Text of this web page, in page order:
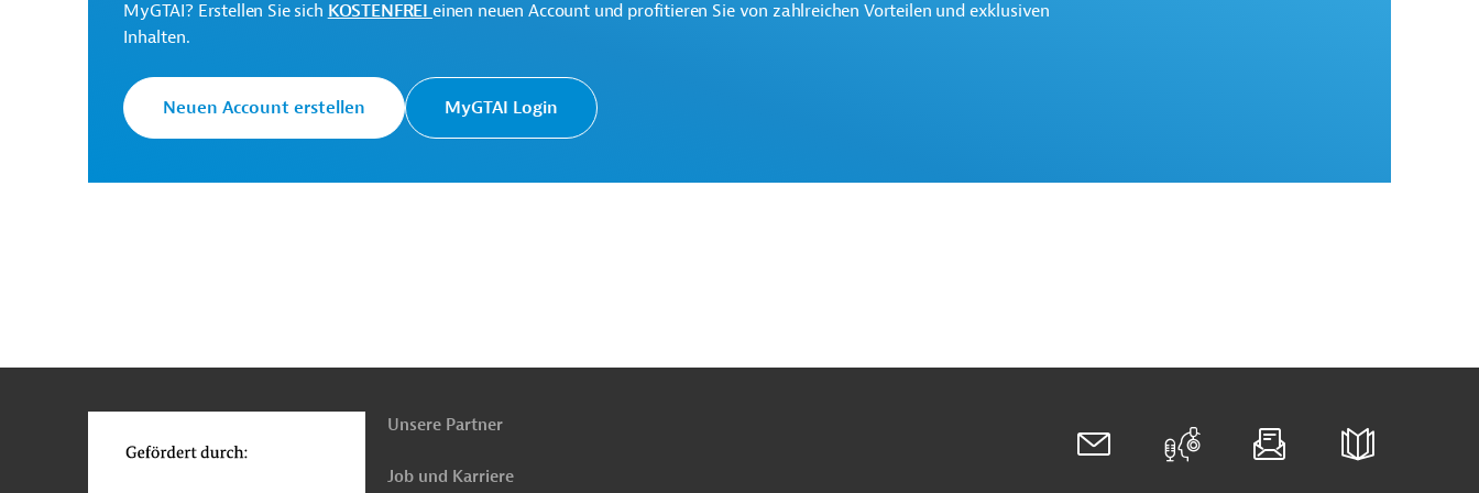
Originaldokument:
Download
Öffentliche Verwaltung und Regierung
Öffentlicher Sektor, übergreifend
Förderung benachteiligter Gruppen
MyGTAI? Erstellen Sie sich KOSTENFREI einen neuen Account und profitieren Sie von zahlreichen Vorteilen und exklusiven
Inhalten.
Neuen Account erstellen MyGTAI Login
oben
Unsere Partner
Job und Karriere